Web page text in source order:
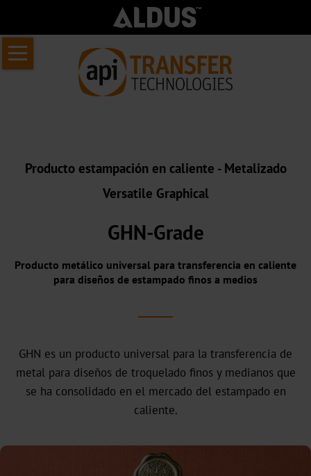
Saltar
Inicio
API
Nuestro
historia
Sostenibilidad
Producto estampación en caliente - Metalizado
Versatile Graphical
GHN-Grade
Producto metálico universal para transferencia en caliente
para diseños de estampado finos a medios
GHN es un producto universal para la transferencia de
metal para diseños de troquelado finos y medianos que
se ha consolidado en el mercado del estampado en
caliente.